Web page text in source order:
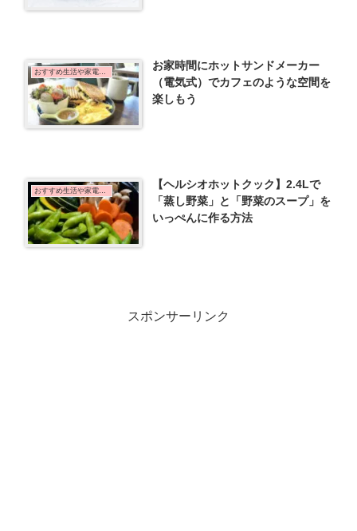
おすすめ生活や家電など
お家時間にホットサンドメーカー
（電気式）でカフェのような空間を
楽しもう
おすすめ生活や家電など
【ヘルシオホットクック】2.4Lで
「蒸し野菜」と「野菜のスープ」を
いっぺんに作る方法
スポンサーリンク